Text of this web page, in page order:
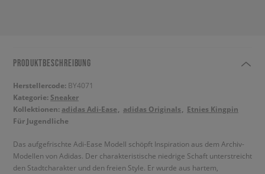
PRODUKTBESCHREIBUNG
Herstellercode: BY4071
Kategorie: Sneaker
Kollektionen: adidas Adi-Ease adidas Originals
Etnies Kingpin
Für Jugendliche
Das aufgefrischte Adi-Ease Modell schöpft Inspiration aus dem Archiv-
Modellen von Adidas. Der charakteristische niedrige Schaft unterstreicht
den Stadtcharakter und den freien Style. Er wurde aus hartem,